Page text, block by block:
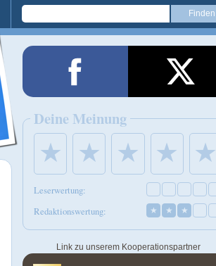
Deine Meinung
★ ★ ★ ★ ★
Leserwertung:
Redaktionswertung:
★ ★ ★
Link zu unserem Kooperationspartner